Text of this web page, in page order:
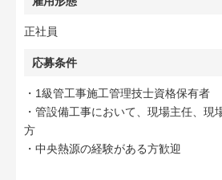
正社員
応募条件
・1級管工事施工管理技士資格保有者
・管設備工事において、現場主任、現
方
・中央熱源の経験がある方歓迎